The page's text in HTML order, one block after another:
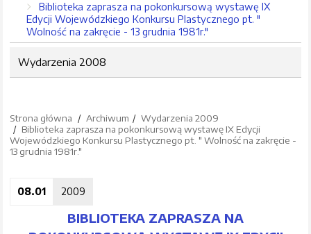
Biblioteka zaprasza na pokonkursową wystawę IX
Edycji Wojewódzkiego Konkursu Plastycznego pt. "
Wolność na zakręcie - 13 grudnia 1981r."
Wydarzenia 2008
Strona główna Archiwum
Wydarzenia 2009
Biblioteka zaprasza na pokonkursową wystawę IX Edycji
Wojewódzkiego Konkursu Plastycznego pt. " Wolność na zakręcie -
13 grudnia 1981r."
08.01 2009
BIBLIOTEKA ZAPRASZA NA